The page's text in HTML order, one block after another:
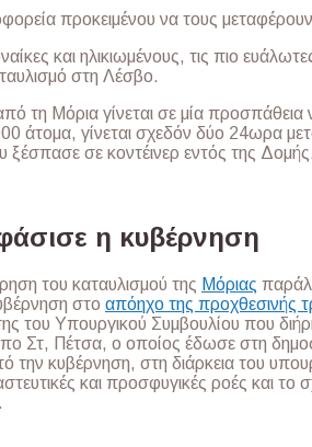
προκειμένου να τους
και ηλικιωμένους, τις πιο
στη Λέσβο.
τη Μόρια γίνεται σε μία
άτομα, γίνεται σχεδόν δύο 24ωρα
ξέσπασε σε κοντέινερ εντός της Δομής.
η κυβέρνηση
του καταυλισμού της Μόριας
στο απόηχο της προχθεσινής
του Υπουργικού Συμβουλίου που
Στ, Πέτσα, ο οποίος έδωσε στη
κυβέρνηση, στη διάρκεια του
και προσφυγικές ροές και